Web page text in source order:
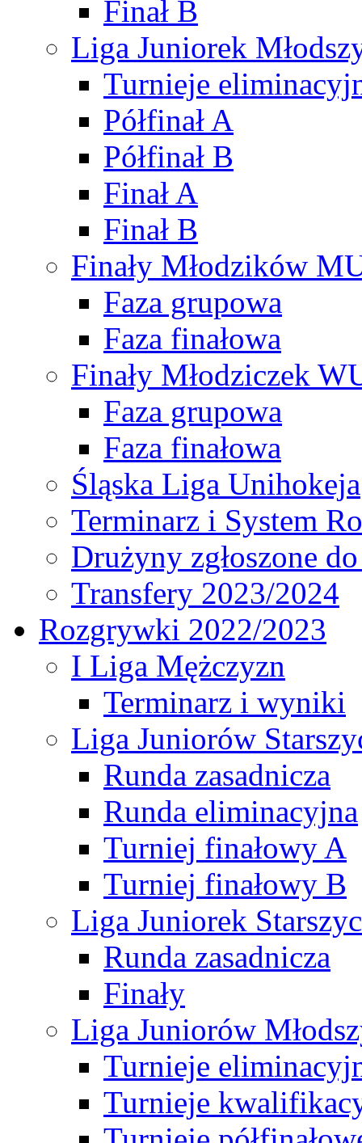
Finał B
Liga Juniorek
Turnieje
Półfinał A
Półfinał B
Finał A
Finał B
Finały Młodzików
Faza grupowa
Faza finałowa
Finały Młodziczek
Faza grupowa
Faza finałowa
Śląska Liga Unihokeja
Terminarz i System
Drużyny zgłoszone
Transfery 2023/2024
Rozgrywki 2022/2023
I Liga Mężczyzn
Terminarz i wyniki
Liga Juniorów
Runda zasadnicza
Runda eliminacyjna
Turniej finałowy A
Turniej finałowy B
Liga Juniorek
Runda zasadnicza
Finały
Liga Juniorów
Turnieje
Turnieje